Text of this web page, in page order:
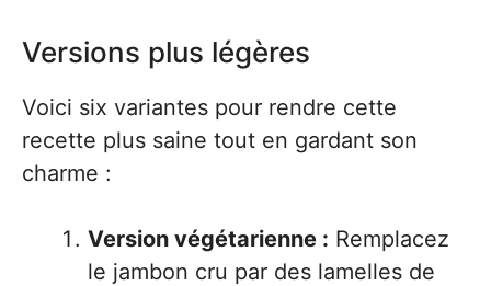
Versions plus légères
Voici six variantes pour rendre cette
recette plus saine tout en gardant son
charme :
Version végétarienne : Remplacez
le jambon cru par des lamelles de